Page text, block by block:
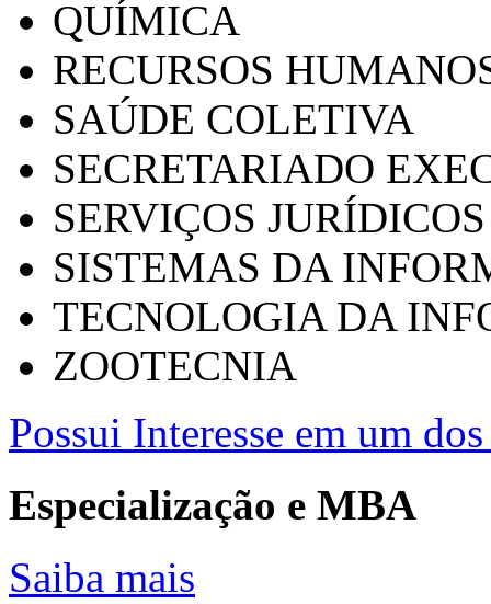
QUÍMICA
RECURSOS
SAÚDE COLETIVA
SECRETARIADO
SERVIÇOS
SISTEMAS DA
TECNOLOGIA DA
ZOOTECNIA
Possui Interesse em um
Especialização e MBA
Saiba mais